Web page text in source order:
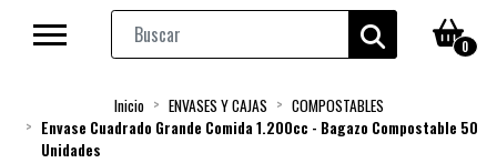
0
Inicio ENVASES Y CAJAS
COMPOSTABLES
Envase Cuadrado Grande Comida 1.200cc - Bagazo Compostable 50
Unidades